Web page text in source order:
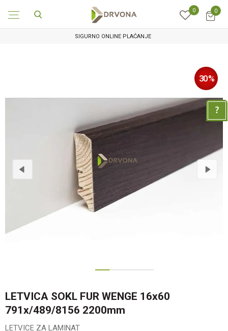
0 0
SIGURNO ONLINE PLAĆANJE
30%
LETVICA SOKL FUR WENGE 16x60
791x/489/8156 2200mm
LETVICE ZA LAMINAT